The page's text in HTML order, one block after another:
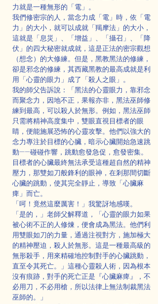
力就是一種無形的「電」。
我們修密宗的人，當念力成「電」時，依「電
力」的大小，就可以成就「羯摩法」的大小，
這就是「息災」、「增益」、「攝召」、「降
伏」的四大秘密就成就，這是正法的密宗觀想
（想念）的大修練。但是，黑教黑法的修練，
卻是邪念的修練，其西藏黑教的最高成就是利
用「心靈的眼力」成了「殺人之眼」。
我的師父告訴說：「黑法的心靈眼力，靠邪念
而聚念力，因地不正，果報亦非，黑法巫師修
練到最高，可以殺人於無形。例如，黑法巫師
只需將精神高度集中，雙眼直視目標者的眼
睛，便能施展恐怖的心靈攻擊。他們以強大的
念力專注於目標的心臟，暗示心臟開始急速跳
動——碰碰作響，跳動愈發急促，愈發密集。
目標者的心臟最終無法承受這種超自然的精神
壓力，那雙如刀般鋒利的眼神，在剎那間切斷
心臟的跳動，使其完全靜止，導致「心臟麻
痺」而亡。
「呵！竟然這麼厲害！」我驚訝地感嘆。
「是的，」老師父解釋道，「心靈的眼力如果
被心術不正的人修煉，便會成為黑法。他們利
用雙眼如刀的力量，通過注視對方，施加極大
的精神壓迫，殺人於無形。這是一種最高級的
無形殺手，用來精確地控制對手的心臟跳動，
直至令其死亡。」這種心靈殺人術，因為根本
沒有痕跡，對手的死亡正是『心臟麻痺』，不
必用刀，不必用槍，所以法律上無法制裁黑法
巫師的。」